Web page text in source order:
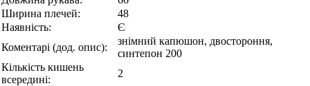
Ширина плечей:
48
Наявність:
Є
Коментарі (дод. опис):
знімний капюшон, двостороння,
синтепон 200
Кількість кишень
всередині:
2